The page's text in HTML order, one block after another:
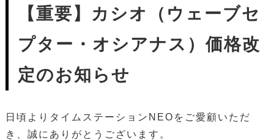
【重要】カシオ（ウェーブセ
プター・オシアナス）価格改
定のお知らせ
日頃よりタイムステーションNEOをご愛顧いただ
き、誠にありがとうございます。